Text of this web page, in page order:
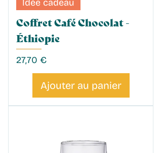
Idée cadeau
Coffret Café Chocolat -
Éthiopie
Prix
27,70 €
Ajouter au panier